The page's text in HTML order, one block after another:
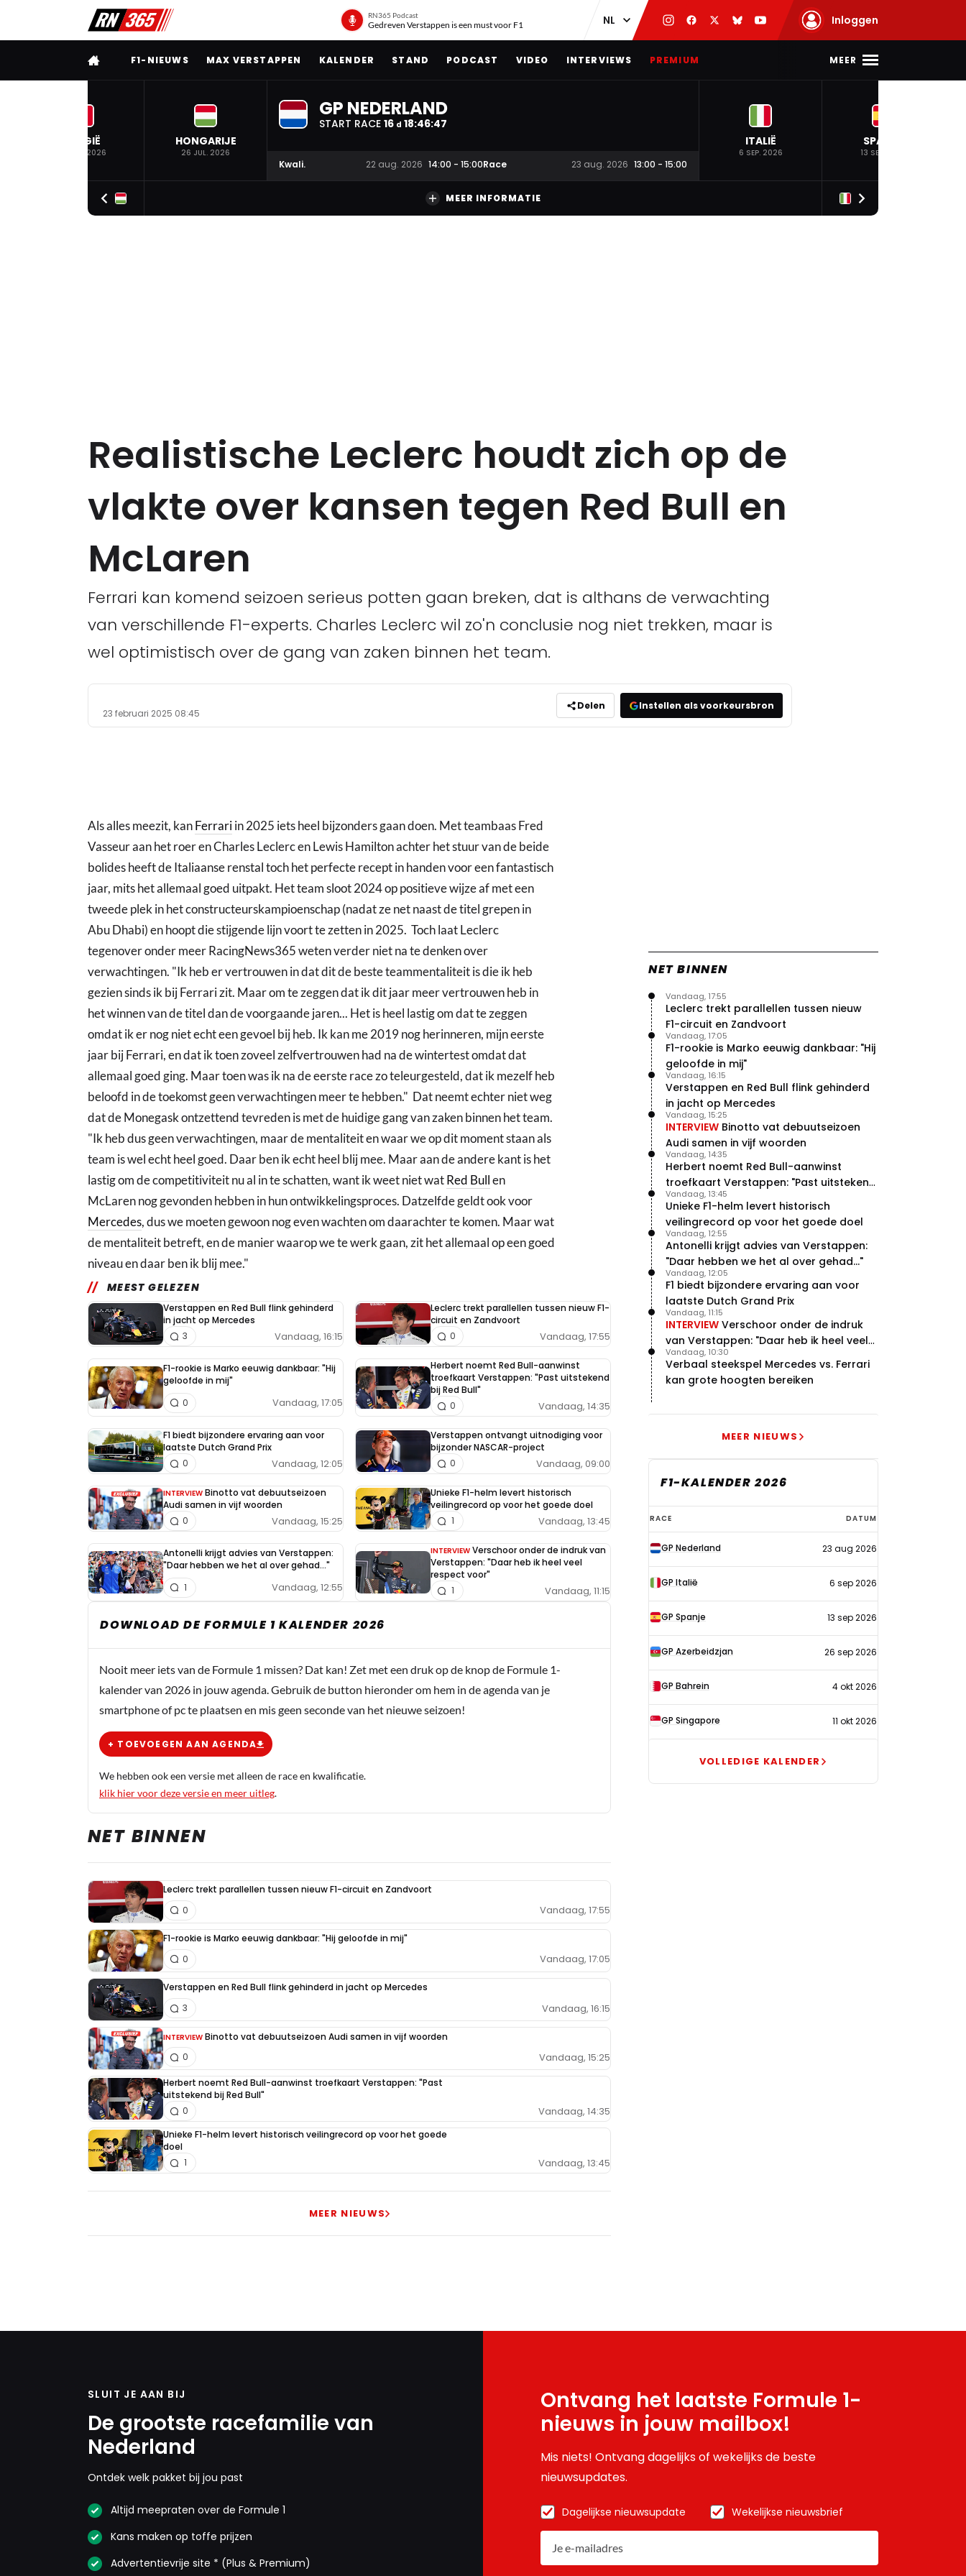
RN365 Podcast
Gedreven Verstappen is een must voor F1 Inloggen
VOLLEDIG MENU
F1-NIEUWS MAX VERSTAPPEN KALENDER STAND PODCAST VIDEO INTERVIEWS PREMIUM MEER
BELGIË
19 JUL. 2026
HONGARIJE
26 JUL. 2026
GP NEDERLAND
START RACE 16 d 18:46:46
Kwali. 22 aug. 2026 14:00 - 15:00Race 23 aug. 2026 13:00 - 15:00
ITALIË
6 SEP. 2026
SPANJE
13 SEP. 2026
MEER INFORMATIE
Realistische Leclerc houdt zich op de
vlakte over kansen tegen Red Bull en
McLaren
Ferrari kan komend seizoen serieus potten gaan breken, dat is althans de verwachting
van verschillende F1-experts. Charles Leclerc wil zo'n conclusie nog niet trekken, maar is
wel optimistisch over de gang van zaken binnen het team.
23 februari 2025 08:45
Delen Instellen als voorkeursbron
Als alles meezit, kanFerrariin 2025 iets heel bijzonders gaan doen. Met teambaas Fred
Vasseur aan het roer en Charles Leclerc en Lewis Hamilton achter het stuur van de beide
bolides heeft de Italiaanse renstal toch het perfecte recept in handen voor een fantastisch
jaar, mits het allemaal goed uitpakt. Het team sloot 2024 op positieve wijze af met een
tweede plek in het constructeurskampioenschap (nadat ze net naast de titel grepen in
Abu Dhabi) en hoopt die stijgende lijn voort te zetten in 2025. Toch laat Leclerc
tegenover onder meer RacingNews365 weten verder niet na te denken over
verwachtingen. "Ik heb er vertrouwen in dat dit de beste teammentaliteit is die ik heb
gezien sinds ik bij Ferrari zit. Maar om te zeggen dat ik dit jaar meer vertrouwen heb in
het winnen van de titel dan de voorgaande jaren... Het is heel lastig om dat te zeggen
omdat ik er nog niet echt een gevoel bij heb. Ik kan me 2019 nog herinneren, mijn eerste
jaar bij Ferrari, en dat ik toen zoveel zelfvertrouwen had na de wintertest omdat dat
allemaal goed ging. Maar toen was ik na de eerste race zo teleurgesteld, dat ik mezelf heb
beloofd in de toekomst geen verwachtingen meer te hebben." Dat neemt echter niet weg
dat de Monegask ontzettend tevreden is met de huidige gang van zaken binnen het team.
"Ik heb dus geen verwachtingen, maar de mentaliteit en waar we op dit moment staan als
team is wel echt heel goed. Daar ben ik echt heel blij mee. Maar aan de andere kant is het
lastig om de competitiviteit nu al in te schatten, want ik weet niet watRed Bullen
McLaren nog gevonden hebben in hun ontwikkelingsproces. Datzelfde geldt ook voor
Mercedes, dus we moeten gewoon nog even wachten om daarachter te komen. Maar wat
de mentaliteit betreft, en de manier waarop we te werk gaan, zit het allemaal op een goed
niveau en daar ben ik blij mee."
MEEST GELEZEN
Verstappen en Red Bull flink gehinderd
in jacht op Mercedes
Vandaag, 16:15
3
Leclerc trekt parallellen tussen nieuw F1-
circuit en Zandvoort
Vandaag, 17:55
0
F1-rookie is Marko eeuwig dankbaar: "Hij
geloofde in mij"
Vandaag, 17:05
0
Herbert noemt Red Bull-aanwinst
troefkaart Verstappen: "Past uitstekend
bij Red Bull"
Vandaag, 14:35
0
F1 biedt bijzondere ervaring aan voor
laatste Dutch Grand Prix
Vandaag, 12:05
0
Verstappen ontvangt uitnodiging voor
bijzonder NASCAR-project
Vandaag, 09:00
0
INTERVIEW Binotto vat debuutseizoen
Audi samen in vijf woorden
Vandaag, 15:25
0
Unieke F1-helm levert historisch
veilingrecord op voor het goede doel
Vandaag, 13:45
1
Antonelli krijgt advies van Verstappen:
"Daar hebben we het al over gehad..."
Vandaag, 12:55
1
INTERVIEW Verschoor onder de indruk van
Verstappen: "Daar heb ik heel veel
respect voor"
Vandaag, 11:15
1
DOWNLOAD DE FORMULE 1 KALENDER 2026
Nooit meer iets van de Formule 1 missen? Dat kan! Zet met een druk op de knop de Formule 1-
kalender van 2026 in jouw agenda. Gebruik de button hieronder om hem in de agenda van je
smartphone of pc te plaatsen en mis geen seconde van het nieuwe seizoen!
+ TOEVOEGEN AAN AGENDA
We hebben ook een versie met alleen de race en kwalificatie.
klik hier voor deze versie en meer uitleg.
NET BINNEN
Leclerc trekt parallellen tussen nieuw F1-circuit en Zandvoort
Vandaag, 17:55
0
F1-rookie is Marko eeuwig dankbaar: "Hij geloofde in mij"
Vandaag, 17:05
0
Verstappen en Red Bull flink gehinderd in jacht op Mercedes
Vandaag, 16:15
3
INTERVIEW Binotto vat debuutseizoen Audi samen in vijf woorden
Vandaag, 15:25
0
Herbert noemt Red Bull-aanwinst troefkaart Verstappen: "Past
uitstekend bij Red Bull"
Vandaag, 14:35
0
Unieke F1-helm levert historisch veilingrecord op voor het goede
doel
Vandaag, 13:45
1
MEER NIEUWS
NET BINNEN
Leclerc trekt parallellen tussen nieuw
F1-circuit en Zandvoort
Vandaag, 17:55
F1-rookie is Marko eeuwig dankbaar: "Hij
geloofde in mij"
Vandaag, 17:05
Verstappen en Red Bull flink gehinderd
in jacht op Mercedes
Vandaag, 16:15
INTERVIEW Binotto vat debuutseizoen
Audi samen in vijf woorden
Vandaag, 15:25
Herbert noemt Red Bull-aanwinst
troefkaart Verstappen: "Past uitstekend
bij Red Bull"
Vandaag, 14:35
Unieke F1-helm levert historisch
veilingrecord op voor het goede doel
Vandaag, 13:45
Antonelli krijgt advies van Verstappen:
"Daar hebben we het al over gehad..."
Vandaag, 12:55
F1 biedt bijzondere ervaring aan voor
laatste Dutch Grand Prix
Vandaag, 12:05
INTERVIEW Verschoor onder de indruk
van Verstappen: "Daar heb ik heel veel
respect voor"
Vandaag, 11:15
Verbaal steekspel Mercedes vs. Ferrari
kan grote hoogten bereiken
Vandaag, 10:30
MEER NIEUWS
F1-KALENDER 2026
F1-
kalender
2026
RACE DATUM
GP Nederland 23 aug 2026
GP Italië 6 sep 2026
GP Spanje 13 sep 2026
GP Azerbeidzjan 26 sep 2026
GP Bahrein 4 okt 2026
GP Singapore 11 okt 2026
VOLLEDIGE KALENDER
SLUIT JE AAN BIJ
De grootste racefamilie van
Nederland
Ontdek welk pakket bij jou past
Altijd meepraten over de Formule 1
Kans maken op toffe prijzen
Advertentievrije site * (Plus & Premium)
Ontvang het laatste Formule 1-
nieuws in jouw mailbox!
Mis niets! Ontvang dagelijks of wekelijks de beste
nieuwsupdates.
Dagelijkse nieuwsupdate Wekelijkse nieuwsbrief